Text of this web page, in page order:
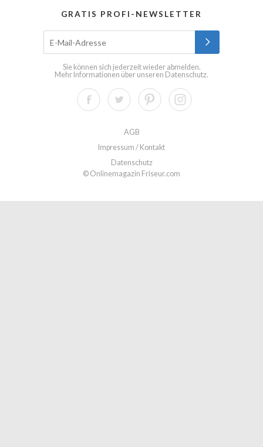
GRATIS PROFI-NEWSLETTER
Sie können sich jederzeit wieder abmelden.
Mehr Informationen über unseren Datenschutz.
AGB
Impressum / Kontakt
Datenschutz
© Onlinemagazin Friseur.com